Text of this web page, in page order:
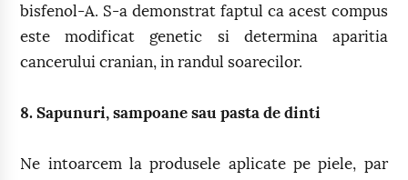
bisfenol-A. S-a demonstrat faptul ca acest compus
este modificat genetic si determina aparitia
cancerului cranian, in randul soarecilor.
8. Sapunuri, sampoane sau pasta de dinti
Ne intoarcem la produsele aplicate pe piele, par